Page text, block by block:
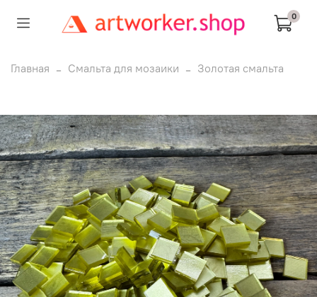
0
Главная Смальта для мозаики Золотая смальта